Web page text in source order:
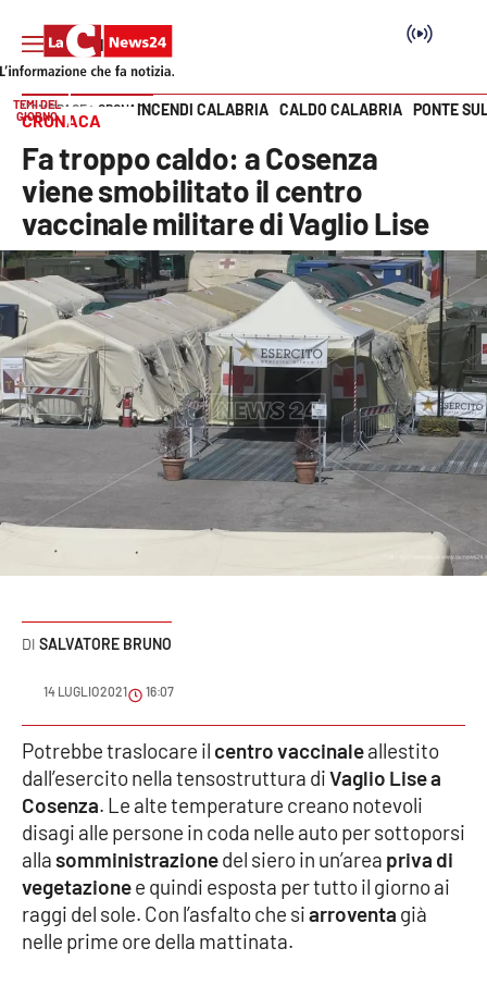
SEZIONI
Cronaca
Politica
Attualità
Economia e lavoro
Sanità
Sport
Meteo
Editoriali
VIDEO
Ambiente
Vai
TEMI DEL
GIORNO
INCENDI CALABRIA CALDO CALABRIA PONTE
HOME PAGE CRONACA
CRONACA
Fa troppo caldo: a Cosenza
viene smobilitato il centro
vaccinale militare di Vaglio Lise
SALVATORE BRUNO
14 LUGLIO 2021 16:07
Potrebbe traslocare il centro vaccinaleallestito
dall’esercito nella tensostruttura diVaglio Lise a
Cosenza. Le alte temperature creano notevoli
disagi alle persone in coda nelle auto per sottoporsi
allasomministrazionedel siero in un’area priva di
vegetazionee quindi esposta per tutto il giorno ai
raggi del sole. Con l’asfalto che siarroventa già
nelle prime ore della mattinata.